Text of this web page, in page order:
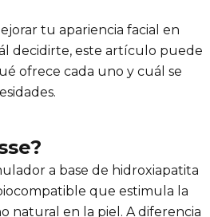
tu apariencia facial en
decidirte, este artículo puede
ofrece cada uno y cuál se
a base de hidroxiapatita
que estimula la
natural en la piel. A diferencia